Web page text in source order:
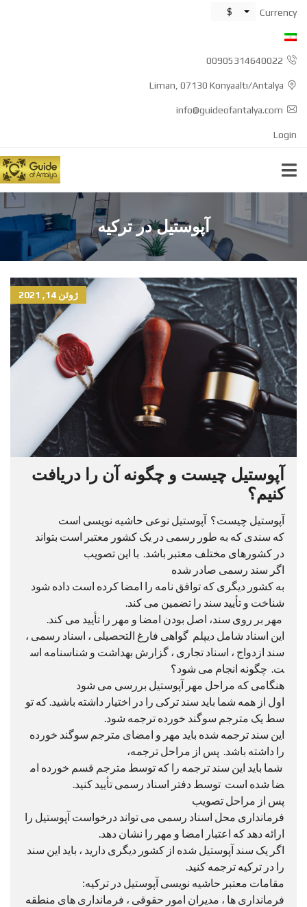
Currency
$
00905314640022
Liman, 07130 Konyaaltı/Antalya
info@guideofantalya.com
Login
آپوستیل در ترکیه
ژوئن 14, 2021
آپوستیل چیست و چگونه آن را دریافت
کنیم؟
آپوستیل چیست؟ آپوستیل نوعی حاشیه نویسی است
که سندی که به طور رسمی در یک کشور معتبر است بتواند
در کشورهای مختلف معتبر باشد. با این تصویب
اگر سند رسمی صادر شده
به کشور دیگری که توافق نامه را امضا کرده است داده شود
شناخت و تأیید سند را تضمین می کند.
مهر بر روی سند، اصل بودن امضا و مهر را تأیید می کند.
این اسناد شامل دیپلم گواهی فارغ التحصیلی ، اسناد رسمی ،
سند ازدواج ، اسناد تجاری ، گزارش بهداشت و شناسنامه اس
ت. چگونه انجام می شود؟
هنگامی که مراحل مهر آپوستیل بررسی می شود
اول از همه شما باید سند ترکی را در اختیار داشته باشید. که تو
سط یک مترجم سوگند خورده ترجمه شود.
این سند ترجمه شده باید مهر و امضای مترجم سوگند خورده
را داشته باشد. پس از مراحل ترجمه،
شما باید این سند ترجمه را که توسط مترجم قسم خورده ام
ضا شده است توسط دفتر اسناد رسمی تأیید کنید.
پس از مراحل تصویب
فرمانداری محل اسناد رسمی می تواند درخواست آپوستیل را
ارائه دهد که اعتبار امضا و مهر را نشان دهد.
اگر یک سند آپوستیل شده از کشور دیگری دارید ، باید این سند
را در ترکیه ترجمه کنید.
مقامات معتبر حاشیه نویسی آپوستیل در ترکیه:
فرمانداری ها ، مدیران امور حقوقی ، فرمانداری های منطقه